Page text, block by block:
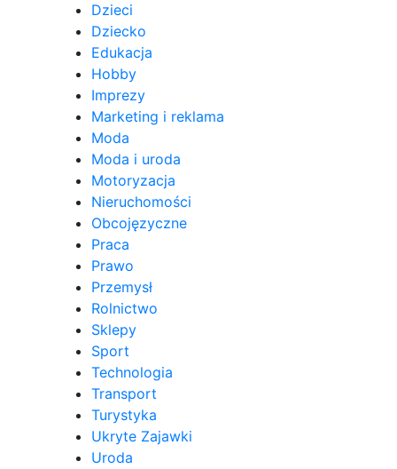
Dzieci
Dziecko
Edukacja
Hobby
Imprezy
Marketing i reklama
Moda
Moda i uroda
Motoryzacja
Nieruchomości
Obcojęzyczne
Praca
Prawo
Przemysł
Rolnictwo
Sklepy
Sport
Technologia
Transport
Turystyka
Ukryte Zajawki
Uroda